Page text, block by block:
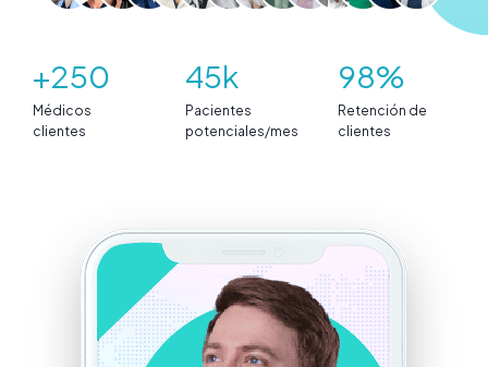
5
0
+250
Médicos
clientes
4
45k
Pacientes
potenciales/mes
9
8
98%
Retención de
clientes